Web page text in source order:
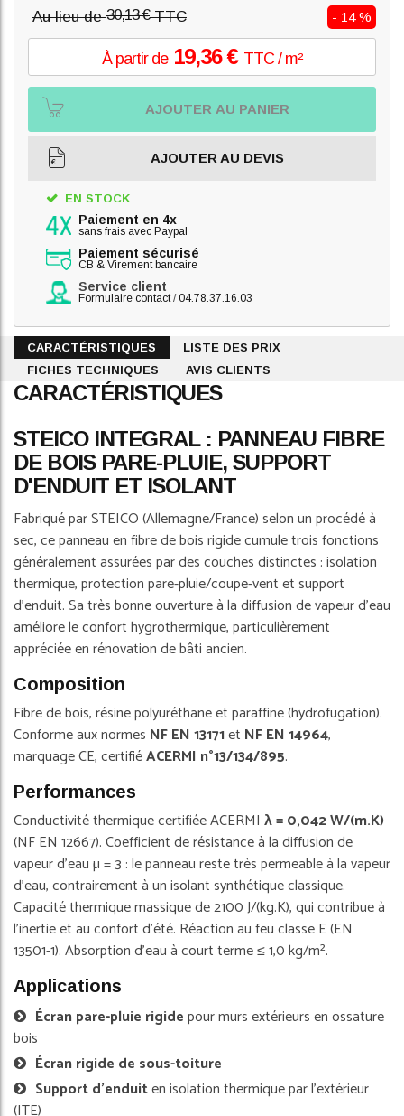
Au lieu de30,13 €TTC - 14 %
À partir de19,36 € TTC / m²
AJOUTER AU PANIER
AJOUTER AU DEVIS
EN STOCK
Paiement en 4x
sans frais avec Paypal
Paiement sécurisé
CB & Virement bancaire
Service client
Formulaire contact/04.78.37.16.03
CARACTÉRISTIQUES
LISTE DES PRIX
FICHES TECHNIQUES
AVIS CLIENTS
CARACTÉRISTIQUES
STEICO INTEGRAL : PANNEAU FIBRE
DE BOIS PARE-PLUIE, SUPPORT
D'ENDUIT ET ISOLANT
Fabriqué par STEICO (Allemagne/France) selon un procédé à
sec, ce panneau en fibre de bois rigide cumule trois fonctions
généralement assurées par des couches distinctes : isolation
thermique, protection pare-pluie/coupe-vent et support
d'enduit. Sa très bonne ouverture à la diffusion de vapeur d'eau
améliore le confort hygrothermique, particulièrement
appréciée en rénovation de bâti ancien.
Composition
Fibre de bois, résine polyuréthane et paraffine (hydrofugation).
Conforme aux normes NF EN 13171et NF EN 14964,
marquage CE, certifiéACERMI n°13/134/895.
Performances
Conductivité thermique certifiée ACERMI λ = 0,042 W/(m.K)
(NF EN 12667). Coefficient de résistance à la diffusion de
vapeur d'eau µ = 3 : le panneau reste très permeable à la vapeur
d'eau, contrairement à un isolant synthétique classique.
Capacité thermique massique de 2100 J/(kg.K), qui contribue à
l'inertie et au confort d'été. Réaction au feu classe E (EN
13501-1). Absorption d'eau à court terme ≤ 1,0 kg/m².
Applications
Écran pare-pluie rigidepour murs extérieurs en ossature
bois
Écran rigide de sous-toiture
Support d'enduiten isolation thermique par l'extérieur
(ITE)